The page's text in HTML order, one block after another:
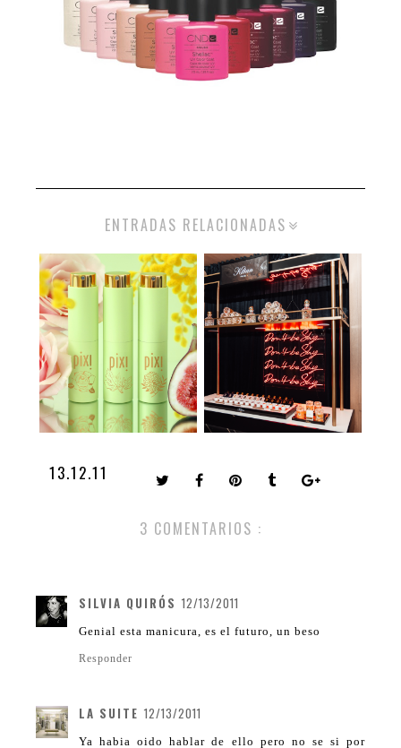
ENTRADAS RELACIONADAS
13.12.11
3 COMENTARIOS :
SILVIA QUIRÓS 12/13/2011
Genial esta manicura, es el futuro, un beso
Responder
LA SUITE 12/13/2011
Ya habia oido hablar de ello pero no se si por